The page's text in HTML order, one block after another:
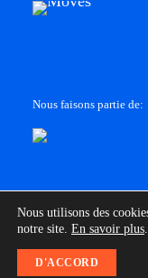
Nous faisons partie de:
Nous utilisons des
notre site. En savoir plus.
D'ACCORD